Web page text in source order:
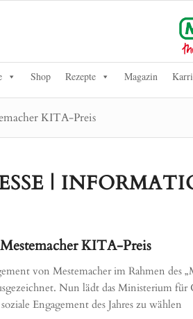
Shop Rezepte Magazin
KITA-Preis
|
KITA-Preis
von Mestemacher im Rahmen des
Nun lädt das Ministerium
Engagement des Jahres zu wählen